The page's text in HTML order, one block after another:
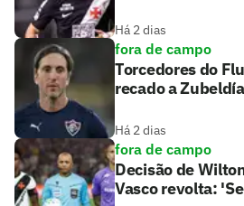
Há 2 dias
fora de campo
Torcedores do
recado a
Há 2 dias
fora de campo
Decisão de
Vasco revolta: